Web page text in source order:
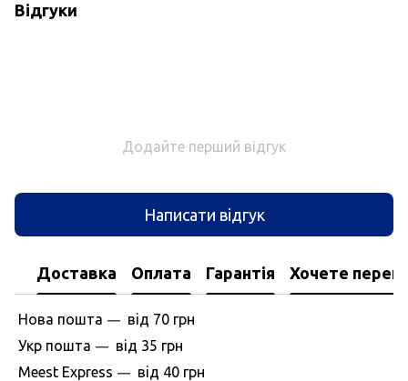
Відгуки
Додайте перший відгук
Написати відгук
Доставка Оплата Гарантія Хочете
Нова пошта — вiд 70 грн
Укр пошта — вiд 35 грн
Meest Express — вiд 40 грн